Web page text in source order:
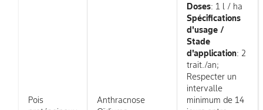
Pois
Anthracnose
Doses: 1 l / ha
Spécifications
d'usage /
Stade
d'application: 2
trait./an;
Respecter un
intervalle
minimum de 14